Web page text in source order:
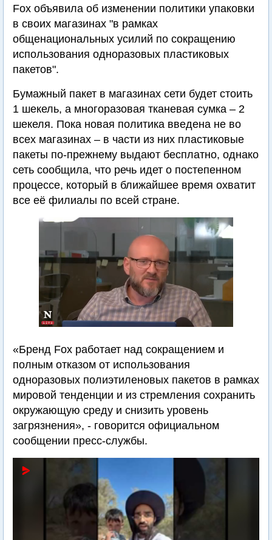
Fox объявила об изменении политики упаковки
в своих магазинах "в рамках
общенациональных усилий по сокращению
использования одноразовых пластиковых
пакетов".
Бумажный пакет в магазинах сети будет стоить
1 шекель, а многоразовая тканевая сумка – 2
шекеля. Пока новая политика введена не во
всех магазинах – в части из них пластиковые
пакеты по-прежнему выдают бесплатно, однако
сеть сообщила, что речь идет о постепенном
процессе, который в ближайшее время охватит
все её филиалы по всей стране.
«Бренд Fox работает над сокращением и
полным отказом от использования
одноразовых полиэтиленовых пакетов в рамках
мировой тенденции и из стремления сохранить
окружающую среду и снизить уровень
загрязнения», - говорится официальном
сообщении пресс-службы.